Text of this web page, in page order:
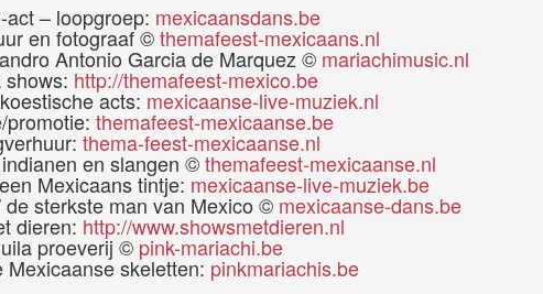
act – loopgroep: mexicaansdans.be
en fotograaf ©themafeest-mexicaans.nl
Antonio Garcia de Marquez © mariachimusic.nl
http://themafeest-mexico.be
acts: mexicaanse-live-muziek.nl
promotie: themafeest-mexicaanse.be
thema-feest-mexicaanse.nl
en slangen ©themafeest-mexicaanse.nl
Mexicaans tintje: mexicaanse-live-muziek.be
sterkste man van Mexico © mexicaanse-dans.be
dieren: http://www.showsmetdieren.nl
proeverij © pink-mariachi.be
Mexicaanse skeletten: pinkmariachis.be